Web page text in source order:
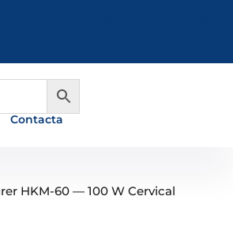
Contacta
HKM-60 — 100 W Cervical